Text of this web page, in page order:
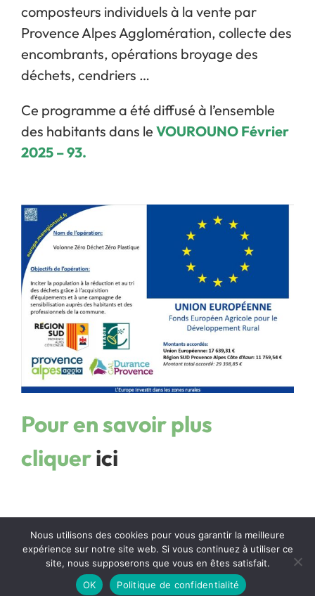
composteurs individuels à la vente par
Provence Alpes Agglomération, collecte des
encombrants, opérations broyage des
déchets, cendriers …
Ce programme a été diffusé à l’ensemble
des habitants dans le VOUROUNO Février
2025 – 93.
Pour en savoir plus
cliquerici
Mentions Légales | Politique de confidentialité | Office Center : Création de
site web
Facebook
Nous utilisons des cookies pour vous garantir la meilleure
expérience sur notre site web. Si vous continuez à utiliser ce
site, nous supposerons que vous en êtes satisfait.
OK
Politique de confidentialité